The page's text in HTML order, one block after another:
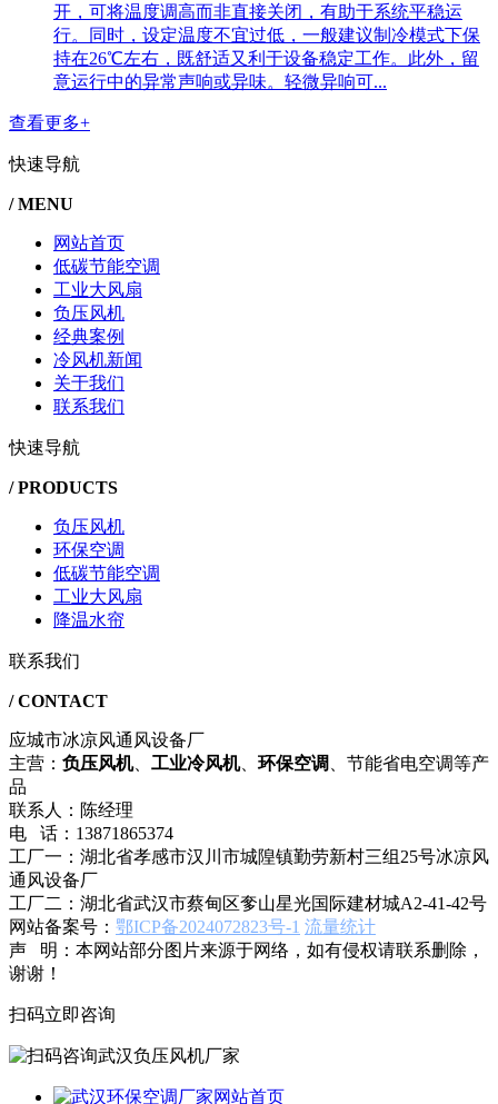
开，可将温度调高而非直接关闭，有助于系统平稳运
行。同时，设定温度不宜过低，一般建议制冷模式下保
持在26℃左右，既舒适又利于设备稳定工作。此外，留
意运行中的异常声响或异味。轻微异响可...
查看更多+
快速导航
/ MENU
网站首页
低碳节能空调
工业大风扇
负压风机
经典案例
冷风机新闻
关于我们
联系我们
快速导航
/ PRODUCTS
负压风机
环保空调
低碳节能空调
工业大风扇
降温水帘
联系我们
/ CONTACT
应城市冰凉风通风设备厂
主营： 负压风机、 工业冷风机、 环保空调
、节能省电空调等产
品
联系人：陈经理
电 话：13871865374
工厂一：湖北省孝感市汉川市城隍镇勤劳新村三组25号冰凉风
通风设备厂
工厂二：湖北省武汉市蔡甸区奓山星光国际建材城A2-41-42号
网站备案号： 鄂ICP备2024072823号-1 流量统计
声 明：本网站部分图片来源于网络，如有侵权请联系删除，
谢谢！
扫码立即咨询